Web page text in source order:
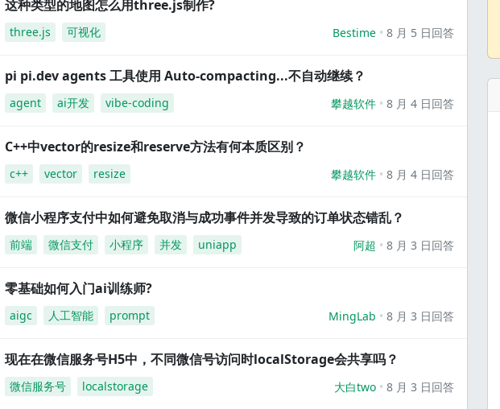
这种类型的地图怎么用three.js制作?
three.js 可视化 Bestime 8 月 5 日回答
pi pi.dev agents 工具使用 Auto-compacting...不自动继续？
agent ai开发 vibe-coding 攀越软件 8 月 4 日回答
C++中vector的resize和reserve方法有何本质区别？
c++ vector resize 攀越软件 8 月 4 日回答
微信小程序支付中如何避免取消与成功事件并发导致的订单状态错乱？
前端 微信支付 小程序 并发 uniapp 阿超 8 月 3 日回答
零基础如何入门ai训练师?
aigc 人工智能 prompt MingLab 8 月 3 日回答
现在在微信服务号H5中，不同微信号访问时localStorage会共享吗？
微信服务号 localstorage 大白two 8 月 3 日回答